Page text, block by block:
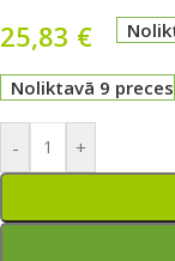
25,83 €
Noliktavā 9 preces
- +